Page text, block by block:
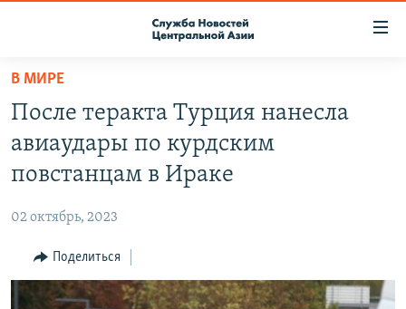
Вернуться
основному
содержанию
Вернутся
главной
навигации
Вернутся
поиску
КОНТАКТЫ
НАСТОЯЩЕЕ ВРЕМЯ
МИГРАНТ МЕДИА
В МИРЕ
После теракта Турция нанесла
авиаудары по курдским
повстанцам в Ираке
02 октябрь, 2023
Поделиться